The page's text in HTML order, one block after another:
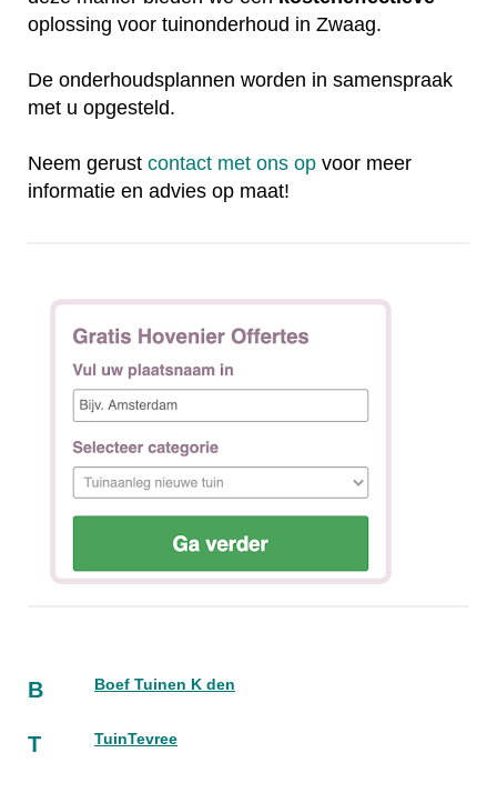
oplossing voor tuinonderhoud in Zwaag.
De onderhoudsplannen worden in samenspraak
met u opgesteld.
Neem gerust contact met ons op voor meer
informatie en advies op maat!
B Boef Tuinen K den
T TuinTevree